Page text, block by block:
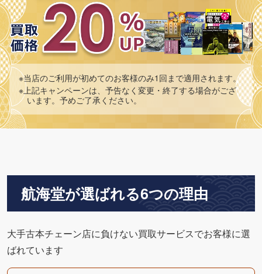
※当店のご利用が初めてのお客様のみ1回まで適用されます。
※上記キャンペーンは、予告なく変更・終了する場合がござ
います。予めご了承ください。
航海堂が選ばれる6つの理由
大手古本チェーン店に負けない買取サービスでお客様に選
ばれています